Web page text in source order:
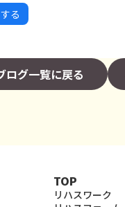
る
ログ一覧に戻る
TOP
リハスワーク